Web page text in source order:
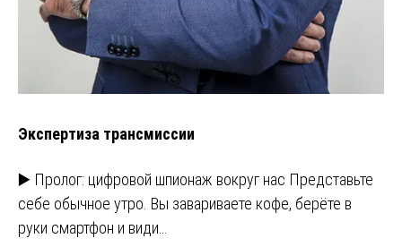
Экспертиза трансмиссии
▶️ Пролог: цифровой шпионаж вокруг нас Представьте
себе обычное утро. Вы завариваете кофе, берёте в
руки смартфон и види…